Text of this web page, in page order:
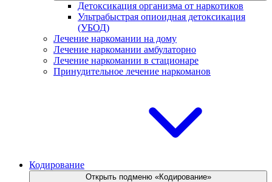
Детоксикация организма от наркотиков
Ультрабыстрая опиоидная детоксикация
(УБОД)
Лечение наркомании на дому
Лечение наркомании амбулаторно
Лечение наркомании в стационаре
Принудительное лечение наркоманов
Кодирование
Открыть подменю «Кодирование»